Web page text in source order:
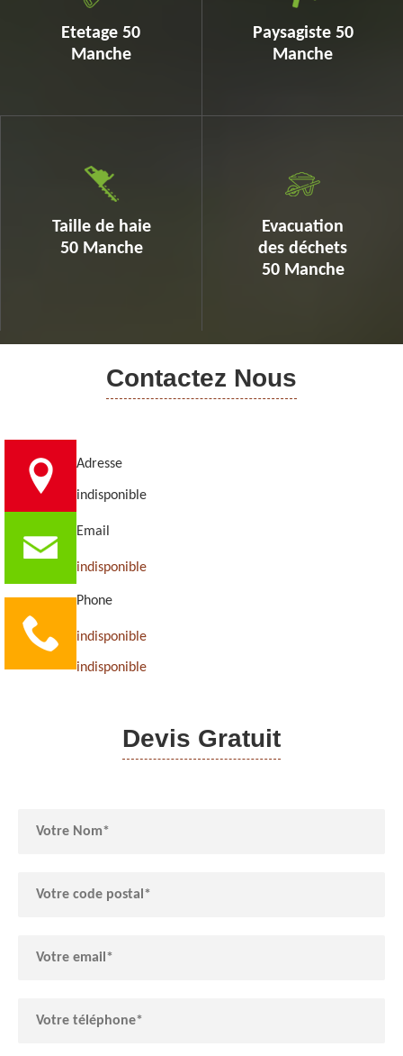
Etetage 50
Manche
Paysagiste 50
Manche
Taille de haie
50 Manche
Evacuation
des déchets
50 Manche
Contactez Nous
Adresse
indisponible
Email
indisponible
Phone
indisponible
indisponible
Devis Gratuit